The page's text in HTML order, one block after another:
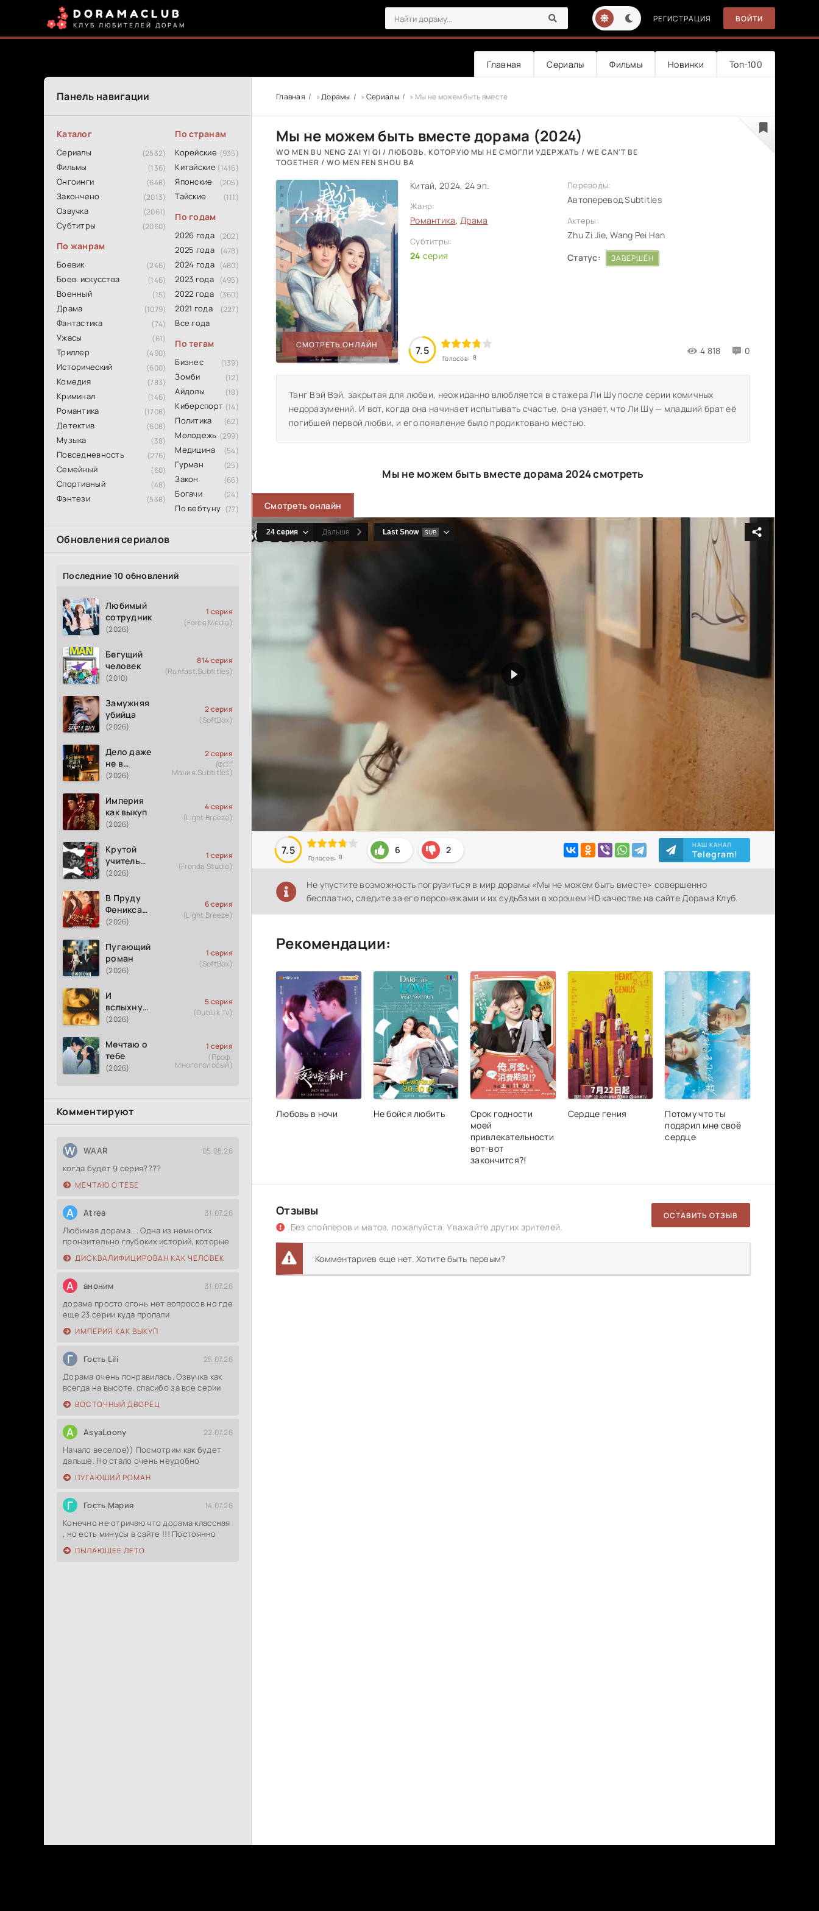
DORAMACLUB
КЛУБ ЛЮБИТЕЛЕЙ ДОРАМ
РЕГИСТРАЦИЯ ВОЙТИ
Главная Сериалы Фильмы Новинки Топ-100
Панель навигации
Каталог
Сериалы (2532)
Фильмы (136)
Онгоинги (648)
Закончено (2013)
Озвучка (2061)
Субтитры (2060)
По жанрам
Боевик (246)
Боев. искусства (146)
Военный (15)
Драма (1079)
Фантастика (74)
Ужасы (61)
Триллер (490)
Исторический (600)
Комедия (783)
Криминал (146)
Романтика (1708)
Детектив (608)
Музыка (38)
Повседневность (276)
Семейный (60)
Спортивный (48)
Фэнтези (538)
По странам
Корейские (935)
Китайские (1416)
Японские (205)
Тайские (111)
По годам
2026 года (202)
2025 года (478)
2024 года (480)
2023 года (495)
2022 года (360)
2021 года (227)
Все года
По тегам
Бизнес (139)
Зомби (12)
Айдолы (18)
Киберспорт (14)
Политика (62)
Молодежь (299)
Медицина (54)
Гурман (25)
Закон (66)
Богачи (24)
По вебтуну (77)
Обновления сериалов
Последние 10 обновлений
Любимый
сотрудник
(2026)
1 серия
(Force Media)
Бегущий
человек
(2010)
814 серия
(Runfast.Subtitles)
Замужняя
убийца
(2026)
2 серия
(SoftBox)
Дело даже
не в
измене
(2026)
2 серия
(ФСГ
Мания.Subtitles)
Империя
как выкуп
(2026)
4 серия
(Light Breeze)
Крутой
учитель
Онидзука
(2026)
(2026)
1 серия
(Fronda Studio)
В Пруду
Феникса
рождается
(2026)
6 серия
(Light Breeze)
Пугающий
роман
(2026)
1 серия
(SoftBox)
И
вспыхнуло
пламя
(2026)
5 серия
(DubLik.Tv)
Мечтаю о
тебе
(2026)
1 серия
(Проф.
Многоголосый)
Комментируют
W WAAR 05.08.26
когда будет 9 серия????
МЕЧТАЮ О ТЕБЕ
A Atrea 31.07.26
Любимая дорама.... Одна из немногих
пронзительно глубоких историй, которые
ДИСКВАЛИФИЦИРОВАН КАК ЧЕЛОВЕК
А аноним 31.07.26
дорама просто огонь нет вопросов но где
еще 23 серии куда пропали
ИМПЕРИЯ КАК ВЫКУП
Г Гость Lili 25.07.26
Дорама очень понравилась. Озвучка как
всегда на высоте, спасибо за все серии
ВОСТОЧНЫЙ ДВОРЕЦ
A AsyaLoony 22.07.26
Начало веселое)) Посмотрим как будет
дальше. Но стало очень неудобно
ПУГАЮЩИЙ РОМАН
Г Гость Мария 14.07.26
Конечно не отричаю что дорама классная
, но есть минусы в сайте !!! Постоянно
ПЫЛАЮЩЕЕ ЛЕТО
Главная »Дорамы » Сериалы » Мы не можем быть вместе
Мы не можем быть вместе дорама (2024)
WO MEN BU NENG ZAI YI QI / ЛЮБОВЬ, КОТОРУЮ МЫ НЕ СМОГЛИ УДЕРЖАТЬ / WE CAN'T BE
TOGETHER / WO MEN FEN SHOU BA
СМОТРЕТЬ ОНЛАЙН
Китай, 2024, 24 эп.
Жанр:
Романтика,Драма
Субтитры:
24 серия
7.5
Голосов: 8
4 818 0
Переводы:
Автоперевод.Subtitles
Актеры:
Zhu Zi Jie, Wang Pei Han
Статус:
ЗАВЕРШЁН
Танг Вэй Вэй, закрытая для любви, неожиданно влюбляется в стажера Ли Шу после серии комичных
недоразумений. И вот, когда она начинает испытывать счастье, она узнает, что Ли Шу — младший брат её
погибшей первой любви, и его появление было продиктовано местью.
Мы не можем быть вместе дорама 2024 смотреть
Смотреть онлайн
7.5
Голосов: 8
6 2 НАШ КАНАЛ
Telegram!
Не упустите возможность погрузиться в мир дорамы «Мы не можем быть вместе» совершенно
бесплатно, следите за его персонажами и их судьбами в хорошем HD качестве на сайте Дорама Клуб.
Рекомендации:
Любовь в ночи Не бойся любить
Срок годности
моей
привлекательности
вот-вот
закончится?!
Сердце гения
Потому что ты
подарил мне своё
сердце
Отзывы
Без спойлеров и матов, пожалуйста. Уважайте других зрителей.
ОСТАВИТЬ ОТЗЫВ
Комментариев еще нет. Хотите быть первым?